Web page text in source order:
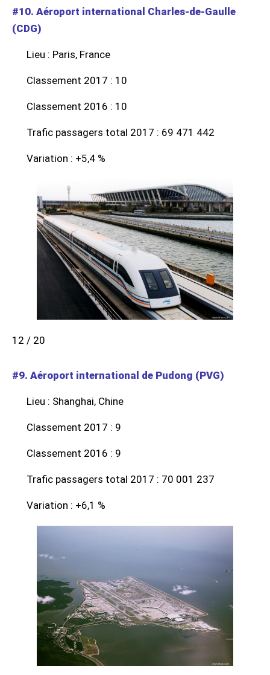
#10. Aéroport international Charles-de-Gaulle
(CDG)
Lieu : Paris, France
Classement 2017 : 10
Classement 2016 : 10
Trafic passagers total 2017 : 69 471 442
Variation : +5,4 %
12 / 20
#9. Aéroport international de Pudong (PVG)
Lieu : Shanghai, Chine
Classement 2017 : 9
Classement 2016 : 9
Trafic passagers total 2017 : 70 001 237
Variation : +6,1 %